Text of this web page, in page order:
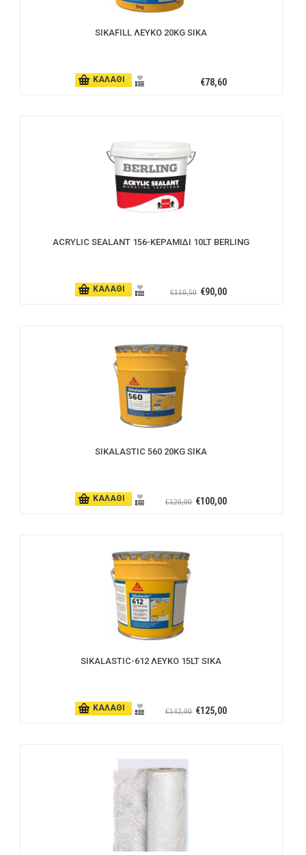
SIKAFILL ΛΕΥΚΟ 20KG SIKA
ΚΑΛΑΘΙ €78,60
ACRYLIC SEALANΤ 156-ΚΕΡΑΜΙΔΙ 10LT BERLING
ΚΑΛΑΘΙ €90,00
€110,50
SIKALASTIC 560 20KG SIKA
ΚΑΛΑΘΙ €100,00
€120,00
SIKALASTIC-612 ΛΕΥΚΟ 15LT SIKA
ΚΑΛΑΘΙ €125,00
€142,00